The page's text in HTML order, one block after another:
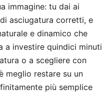
immagine: tu dai ai
asciugatura corretti, e
e dinamico che
a investire quindici minuti
o a scegliere con
meglio restare su un
più semplice